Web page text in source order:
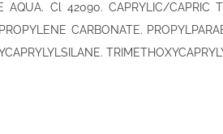
Cl 42090. CAPRYLIC/CAPRIC
CARBONATE.